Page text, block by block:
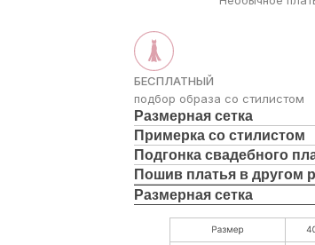
БЕСПЛАТНЫЙ
подбор образа со стилистом
Размерная сетка
Примерка со стилистом
Подгонка свадебного
Пошив платья в другом
Размерная сетка